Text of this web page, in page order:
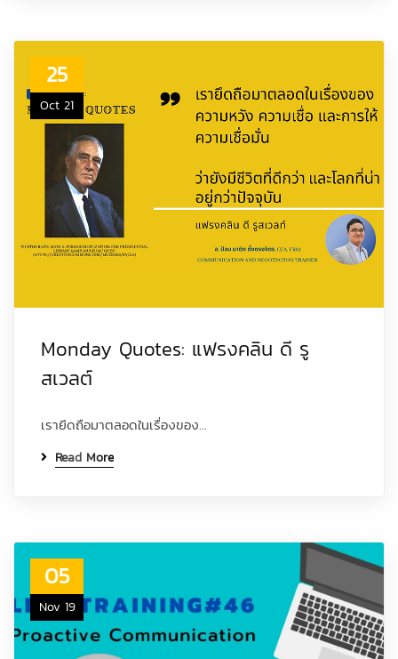
25
Oct 21
Monday Quotes: แฟรงคลิน ดี รู
สเวลต์
เรายึดถือมาตลอดในเรื่องของ...
Read More
05
Nov 19